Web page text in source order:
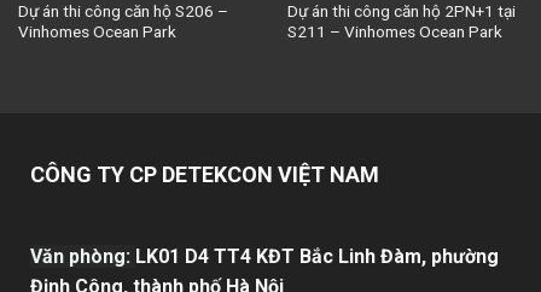
Dự án thi công căn hộ S206 –
Vinhomes Ocean Park
Dự án thi công căn hộ 2PN+1 tại
S211 – Vinhomes Ocean Park
CÔNG TY CP DETEKCON VIỆT NAM
Văn phòng: LK01 D4 TT4 KĐT Bắc Linh Đàm, phường
Định Công, thành phố Hà Nội